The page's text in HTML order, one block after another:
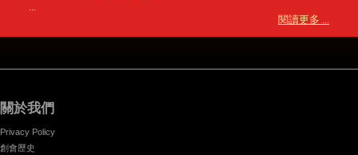
...
閱讀更多 ...
關於我們
Privacy Policy
創會歷史